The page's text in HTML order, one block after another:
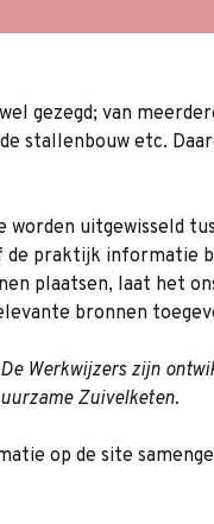
gezegd; van
de stallenbouw etc.
worden uitgewisseld
praktijk informatie
plaatsen, laat het
bronnen
Werkwijzers zijn
Zuivelketen.
op de site